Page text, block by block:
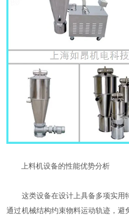
上料机设备的性能优势分析
这类设备在设计上具备多项实用
通过机械结构约束物料运动轨迹，避